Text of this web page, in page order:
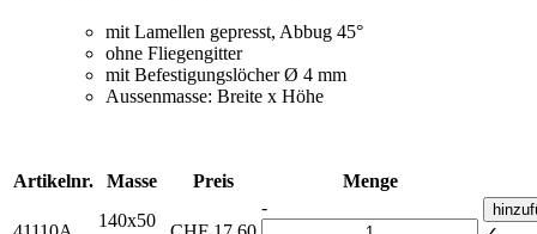
mit Lamellen gepresst, Abbug 45°
ohne Fliegengitter
mit Befestigungslöcher Ø 4 mm
Aussenmasse: Breite x Höhe
Artikelnr. Masse Preis Menge
140x50
-